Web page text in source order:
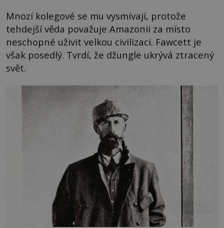
Mnozí kolegové se mu vysmívají, protože
tehdejší věda považuje Amazonii za místo
neschopné uživit velkou civilizaci. Fawcett je
však posedlý. Tvrdí, že džungle ukrývá ztracený
svět.